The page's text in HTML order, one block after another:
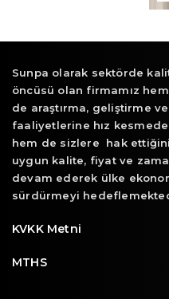
Sunpa olarak sektörde
öncüsü olan firmamız hem
de araştırma, geliştirme
faaliyetlerine hız
hem de sizlere hak
uygun kalite, fiyat ve
devam ederek ülke
sürdürmeyi
KVKK Metni
MTHS